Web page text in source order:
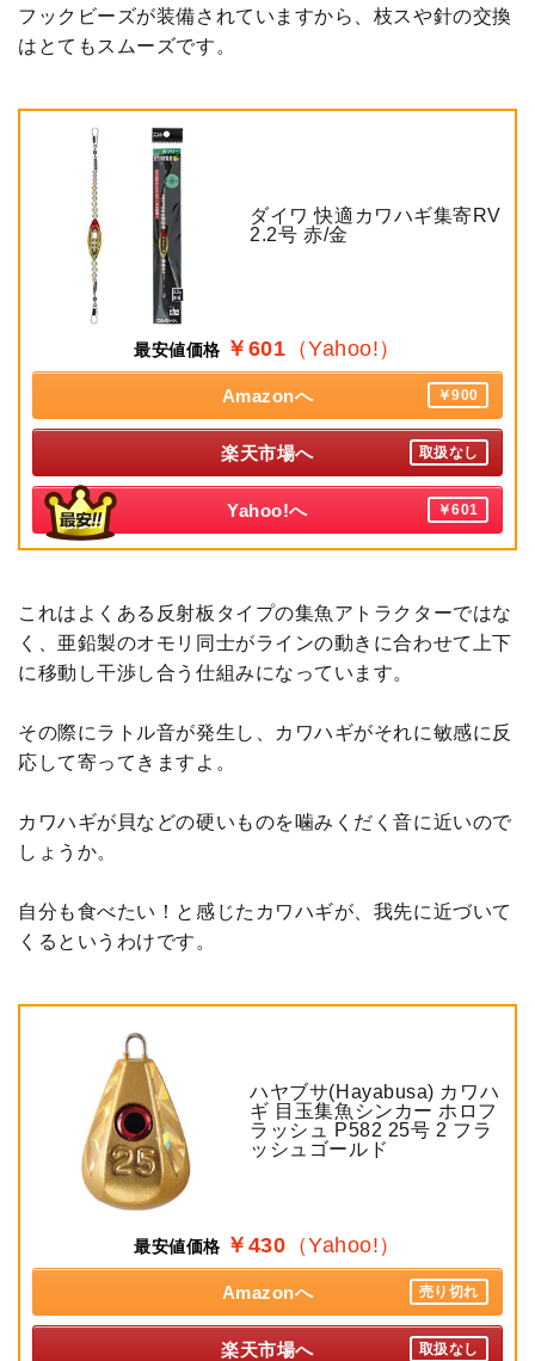
フックビーズが装備されていますから、枝スや針の交換
はとてもスムーズです。
ダイワ 快適カワハギ集寄RV
2.2号 赤/金
最安値価格 ￥601 （Yahoo!）
Amazonへ ￥900
楽天市場へ 取扱なし
Yahoo!へ ￥601
これはよくある反射板タイプの集魚アトラクターではな
く、亜鉛製のオモリ同士がラインの動きに合わせて上下
に移動し干渉し合う仕組みになっています。
その際にラトル音が発生し、カワハギがそれに敏感に反
応して寄ってきますよ。
カワハギが貝などの硬いものを噛みくだく音に近いので
しょうか。
自分も食べたい！と感じたカワハギが、我先に近づいて
くるというわけです。
ハヤブサ(Hayabusa) カワハ
ギ 目玉集魚シンカー ホロフ
ラッシュ P582 25号 2 フラ
ッシュゴールド
最安値価格 ￥430 （Yahoo!）
Amazonへ 売り切れ
楽天市場へ 取扱なし